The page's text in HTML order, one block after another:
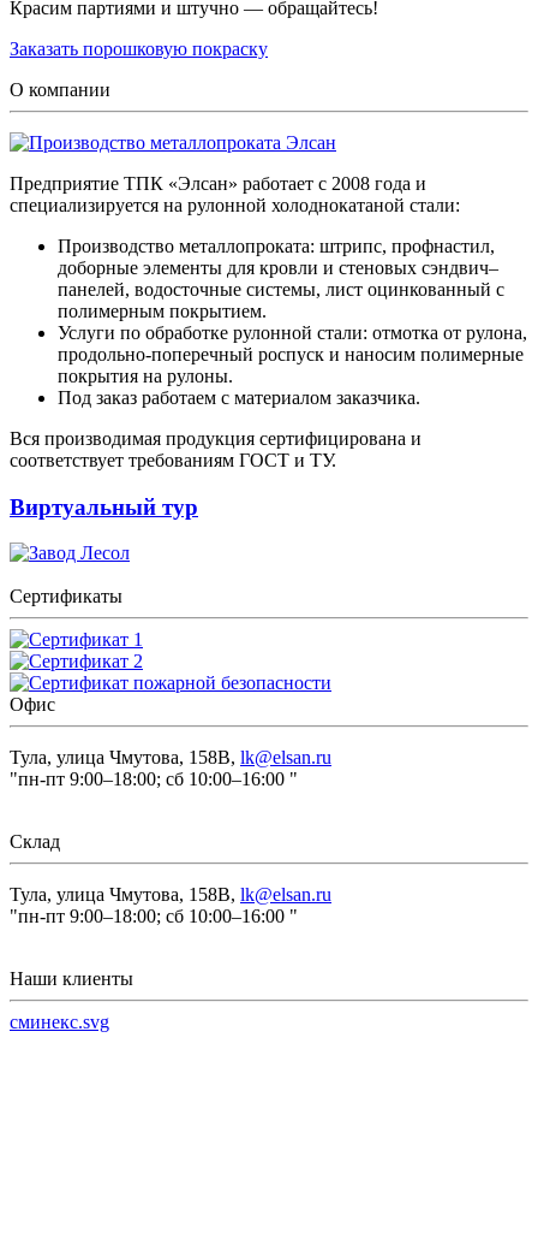
Красим партиями и штучно — обращайтесь!
Заказать порошковую покраску
О компании
Предприятие ТПК «Элсан» работает с 2008 года и
специализируется на рулонной холоднокатаной стали:
Производство металлопроката: штрипс, профнастил,
доборные элементы для кровли и стеновых сэндвич–
панелей, водосточные системы, лист оцинкованный с
полимерным покрытием.
Услуги по обработке рулонной стали: отмотка от рулона,
продольно-поперечный роспуск и наносим полимерные
покрытия на рулоны.
Под заказ работаем с материалом заказчика.
Вся производимая продукция сертифицирована и
соответствует требованиям ГОСТ и ТУ.
Виртуальный тур
Сертификаты
Офис
Тула, улица Чмутова, 158В, lk@elsan.ru
"пн-пт 9:00–18:00; сб 10:00–16:00 "
Склад
Тула, улица Чмутова, 158В, lk@elsan.ru
"пн-пт 9:00–18:00; сб 10:00–16:00 "
Наши клиенты
сминекс.svg